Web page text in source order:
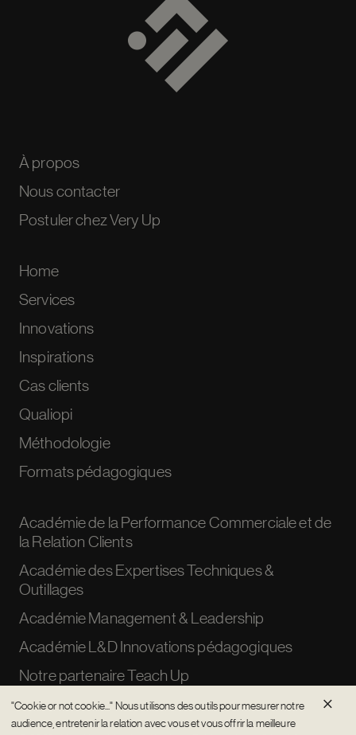
À propos
Nous contacter
Postuler chez Very Up
Home
Services
Innovations
Inspirations
Cas clients
Qualiopi
Méthodologie
Formats pédagogiques
Académie de la Performance Commerciale et de
la Relation Clients
Académie des Expertises Techniques &
Outillages
Académie Management & Leadership
Académie L&D Innovations pédagogiques
Notre partenaire Teach Up
×
"Cookie or not cookie..." Nous utilisons des outils pour mesurer notre
audience, entretenir la relation avec vous et vous offrir la meilleure